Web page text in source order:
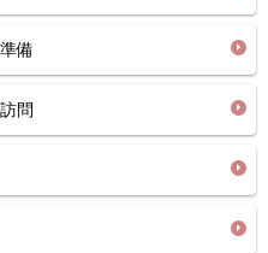
備
問